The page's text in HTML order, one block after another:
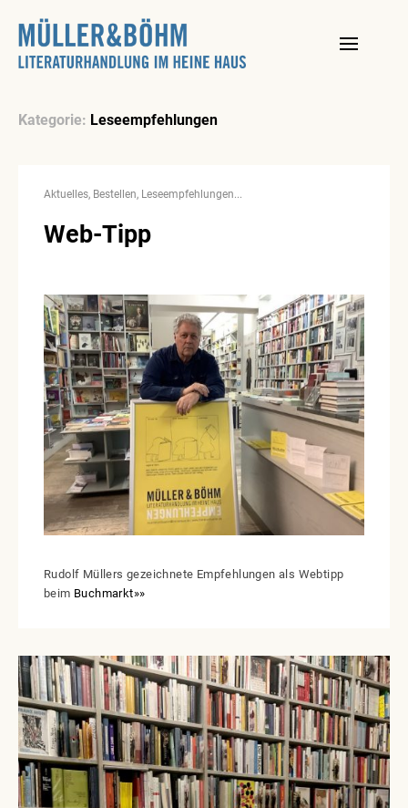
content
Kategorie: Leseempfehlungen
Aktuelles Bestellen Leseempfehlungen
Web-Tipp
Rudolf Müllers gezeichnete Empfehlungen als Webtipp
beim Buchmarkt»»